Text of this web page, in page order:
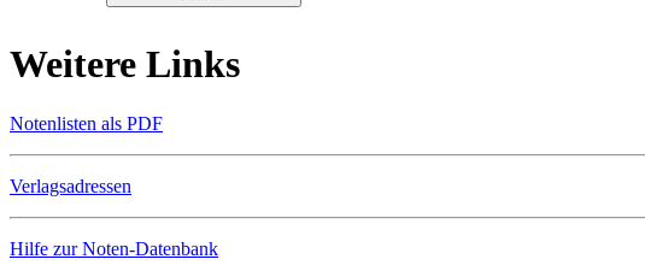
Weitere Links
Notenlisten als PDF
Verlagsadressen
Hilfe zur Noten-Datenbank